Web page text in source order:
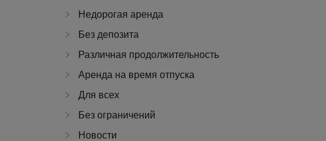
Недорогая аренда
Без депозита
Различная продолжительность
Аренда на время отпуска
Для всех
Без ограничений
Новости